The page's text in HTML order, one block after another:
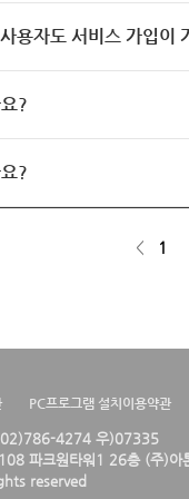
용자도 서비스 가입이
?
?
< 1
PC프로그램 설치이용약관
4274 우)07335
파크원타워1 26층 (주)아
reserved